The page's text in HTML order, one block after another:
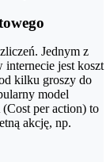
Jednym z
jest koszt
kilku groszy do
model
per action) to
akcję, np.